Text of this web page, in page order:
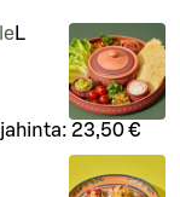
L
23,50 €